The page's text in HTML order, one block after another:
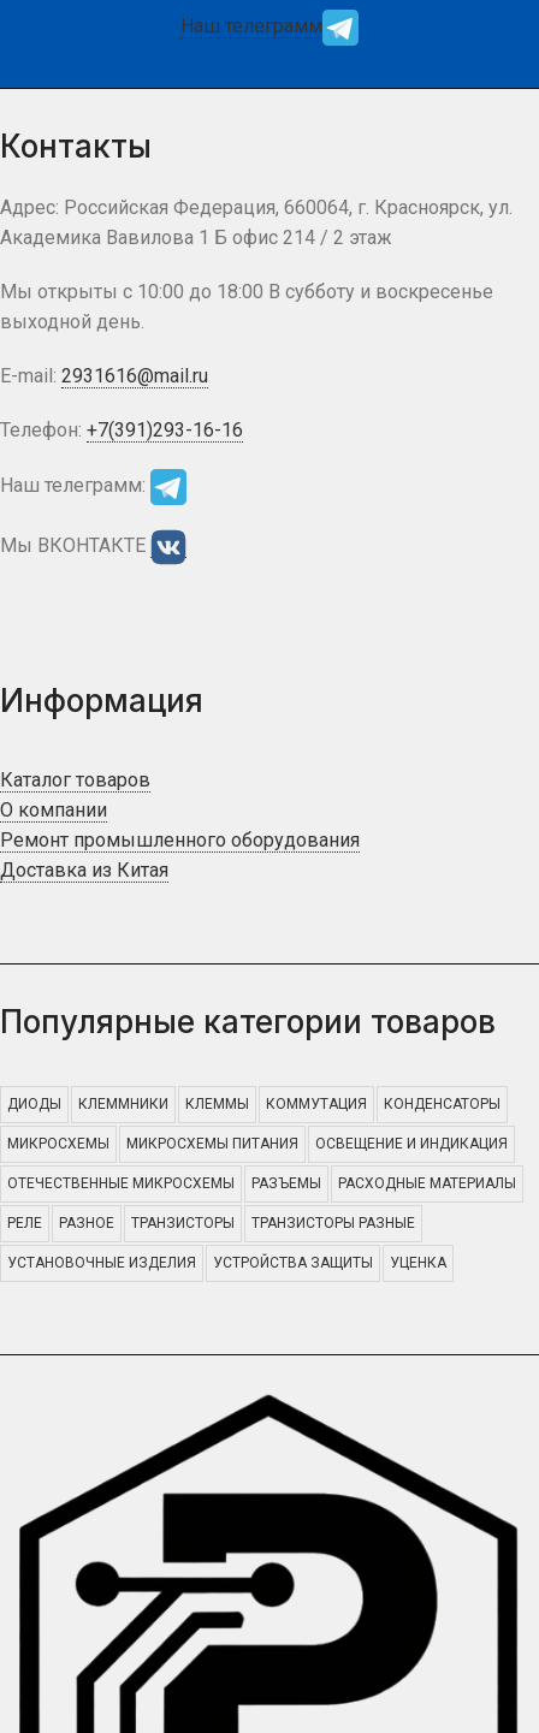
Наш телеграмм
Контакты
Адрес: Российская Федерация, 660064, г. Красноярск, ул.
Академика Вавилова 1 Б офис 214 / 2 этаж
Мы открыты с 10:00 до 18:00 В субботу и воскресенье
выходной день.
E-mail: 2931616@mail.ru
Телефон: +7(391)293-16-16
Наш телеграмм:
Мы ВКОНТАКТЕ
Информация
Каталог товаров
О компании
Ремонт промышленного оборудования
Доставка из Китая
Популярные категории товаров
ДИОДЫ КЛЕММНИКИ КЛЕММЫ КОММУТАЦИЯ КОНДЕНСАТОРЫ
МИКРОСХЕМЫ МИКРОСХЕМЫ ПИТАНИЯ ОСВЕЩЕНИЕ И ИНДИКАЦИЯ
ОТЕЧЕСТВЕННЫЕ МИКРОСХЕМЫ РАЗЪЕМЫ РАСХОДНЫЕ МАТЕРИАЛЫ
РЕЛЕ РАЗНОЕ ТРАНЗИСТОРЫ ТРАНЗИСТОРЫ РАЗНЫЕ
УСТАНОВОЧНЫЕ ИЗДЕЛИЯ УСТРОЙСТВА ЗАЩИТЫ УЦЕНКА